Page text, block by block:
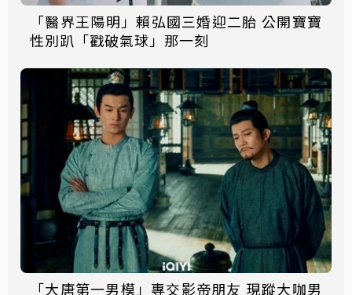
「醫界王陽明」賴弘國三婚迎二胎 公開寶寶
性別趴「戳破氣球」那一刻
「大唐第一男模」專交影帝朋友 現蹤大咖男